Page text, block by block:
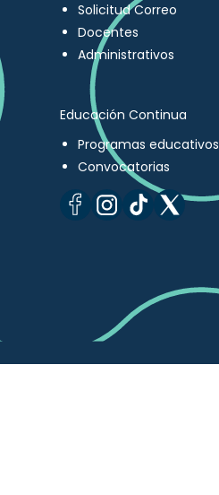
Solicitud Correo
Docentes
Administrativos
Educación Continua
Programas educativos
Convocatorias